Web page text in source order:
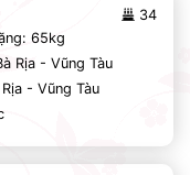
34
65kg
Rịa - Vũng Tàu
- Vũng Tàu